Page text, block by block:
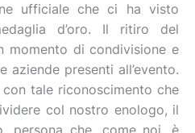
ufficiale che ci ha visto
d’oro. Il ritiro del
momento di condivisione e
presenti all’evento.
tale riconoscimento che
col nostro enologo, il